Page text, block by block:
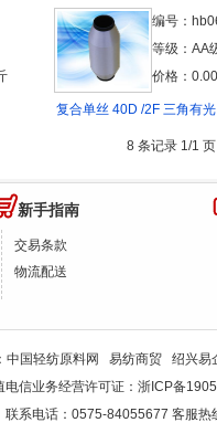
编号：
等级：AA
价格：
复合单丝 40D /2F 三角有光
8 条记录 1/1 页
新手指南
交易条款
物流配送
中国轻纺原料网 易纺商贸 绍兴易
电信业务经营许可证： 浙ICP备
联系电话：0575-84055677 客服